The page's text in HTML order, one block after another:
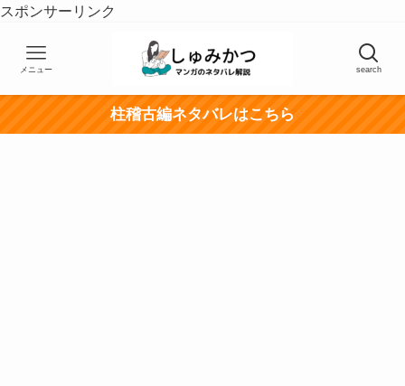
スポンサーリンク
search
メニュー
柱稽古編ネタバレはこちら